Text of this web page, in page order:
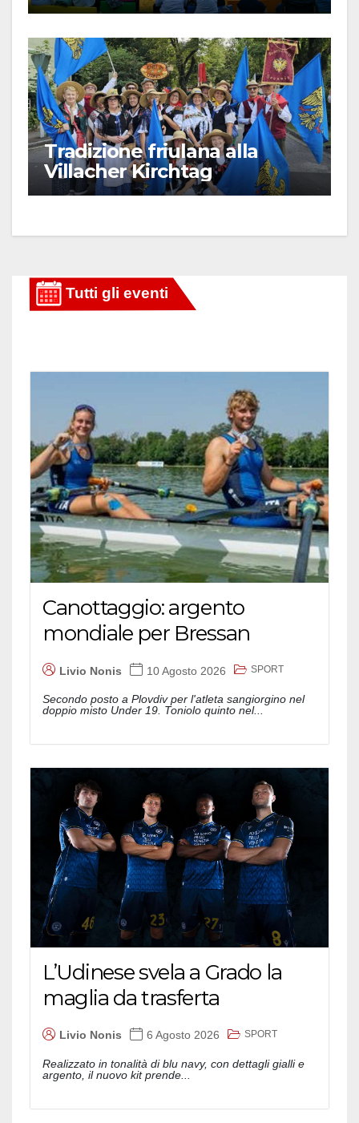
Tradizione friulana alla
Villacher Kirchtag
Canottaggio: argento
mondiale per Bressan
Livio Nonis 10 Agosto 2026 SPORT
Secondo posto a Plovdiv per l'atleta sangiorgino nel
doppio misto Under 19. Toniolo quinto nel...
L’Udinese svela a Grado la
maglia da trasferta
Livio Nonis 6 Agosto 2026 SPORT
Realizzato in tonalità di blu navy, con dettagli gialli e
argento, il nuovo kit prende...